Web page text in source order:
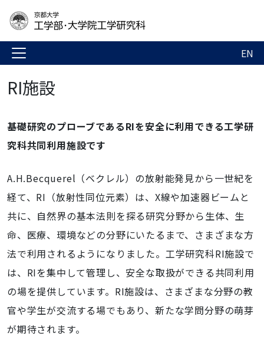
EN
RI施設
基礎研究のプローブであるRIを安全に利用できる工学研
究科共同利用施設です
A.H.Becquerel（ベクレル）の放射能発見から一世紀を
経て、RI（放射性同位元素）は、X線や加速器ビームと
共に、自然界の基本法則を探る研究分野から生体、生
命、医療、環境などの分野にいたるまで、さまざまな方
法で利用されるようになりました。工学研究科RI施設で
は、RIを集中して管理し、安全な取扱ができる共同利用
の場を提供しています。RI施設は、さまざまな分野の教
官や学生が交流する場でもあり、新たな学問分野の萌芽
が期待されます。